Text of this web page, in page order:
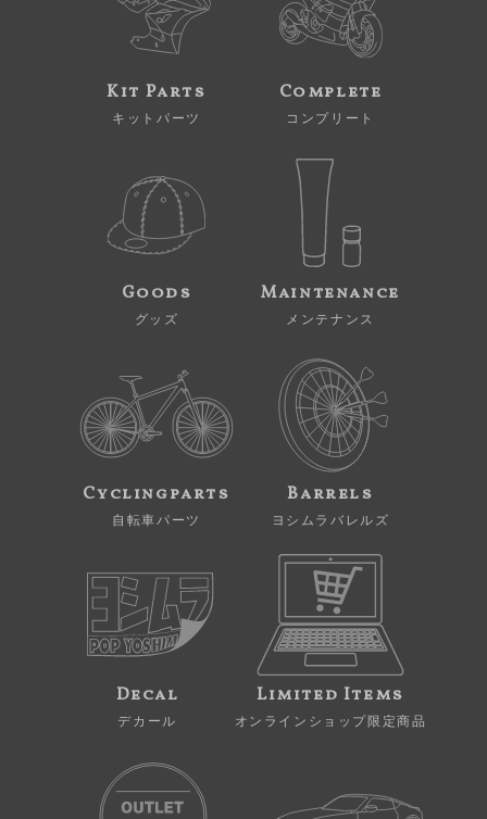
Kit Parts
キットパーツ
Complete
コンプリート
Goods
グッズ
Maintenance
メンテナンス
Cyclingparts
自転車パーツ
Barrels
ヨシムラバレルズ
Decal
デカール
Limited Items
オンラインショップ限定商品